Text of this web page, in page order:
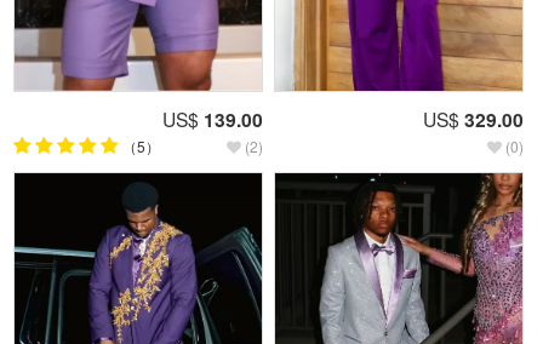
US$ 139.00
（5） (2)
US$ 329.00
(0)